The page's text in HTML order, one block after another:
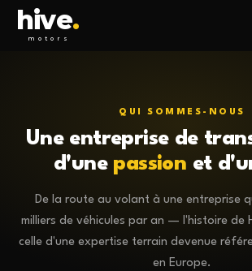
hive.
motors
QUI SOMMES-NOUS
Une entreprise de
d'une passion et
De la route au volant à une entreprise
milliers de véhicules par an — l'histoire de
celle d'une expertise terrain devenue
en Europe.